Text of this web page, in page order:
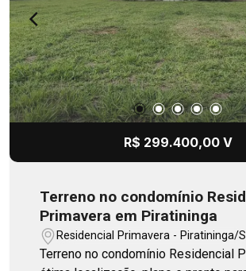
R$ 299.400,00 V
Terreno no condomínio
Primavera em Piratininga
Residencial Primavera - Piratininga/
Terreno no condomínio Residencial